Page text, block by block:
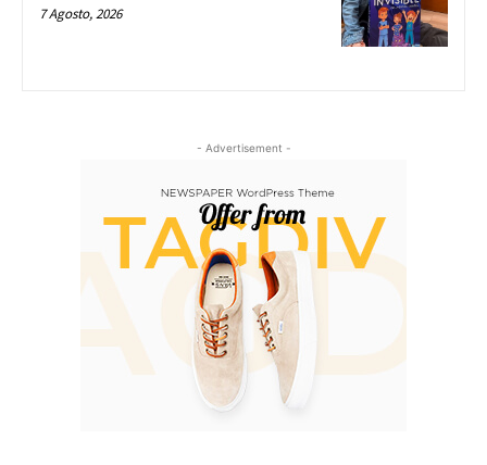
7 Agosto, 2026
- Advertisement -